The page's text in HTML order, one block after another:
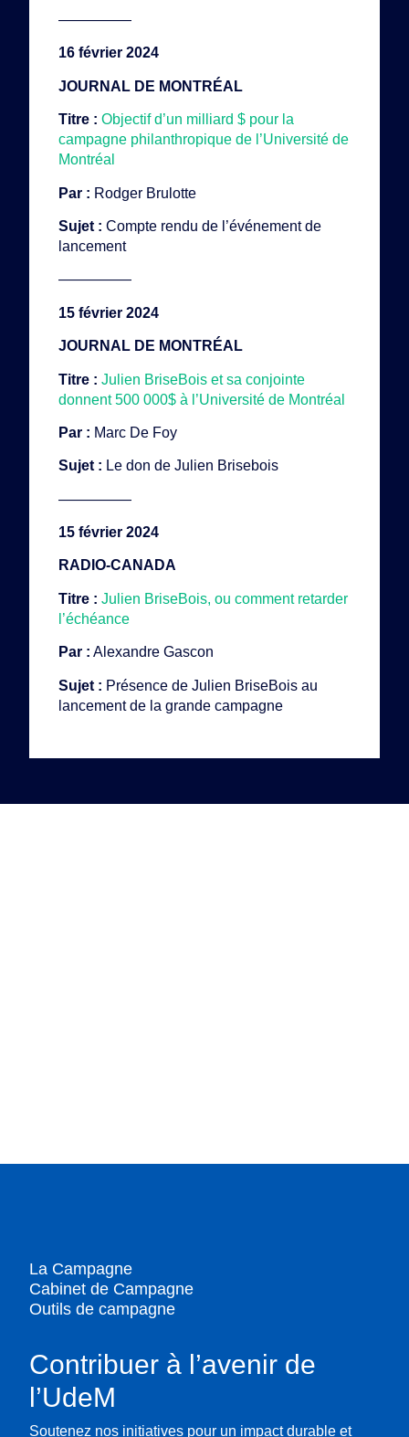
—————
16 février 2024
JOURNAL DE MONTRÉAL
Titre : Objectif d’un milliard $ pour la
campagne philanthropique de l’Université de
Montréal
Par : Rodger Brulotte
Sujet : Compte rendu de l’événement de
lancement
—————
15 février 2024
JOURNAL DE MONTRÉAL
Titre : Julien BriseBois et sa conjointe
donnent 500 000$ à l’Université de Montréal
Par : Marc De Foy
Sujet : Le don de Julien Brisebois
—————
15 février 2024
RADIO-CANADA
Titre : Julien BriseBois, ou comment retarder
l’échéance
Par : Alexandre Gascon
Sujet : Présence de Julien BriseBois au
lancement de la grande campagne
La Campagne
Cabinet de Campagne
Outils de campagne
Contribuer à l’avenir de
l’UdeM
Soutenez nos initiatives pour un impact durable et